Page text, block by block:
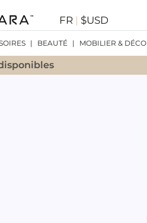
FR | $USD
| BEAUTÉ | MOBILIER & DÉCO